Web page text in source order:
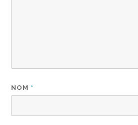
NOM *